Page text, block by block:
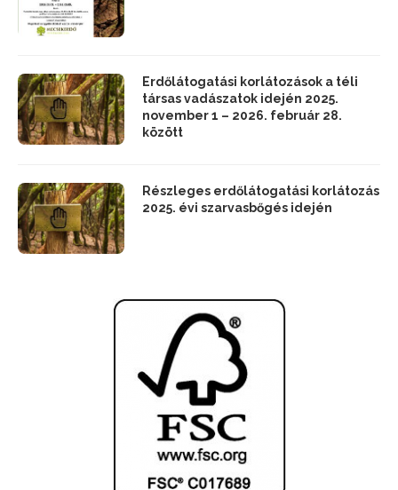
Erdőlátogatási korlátozások a téli
társas vadászatok idején 2025.
november 1 – 2026. február 28.
között
Részleges erdőlátogatási korlátozás
2025. évi szarvasbőgés idején